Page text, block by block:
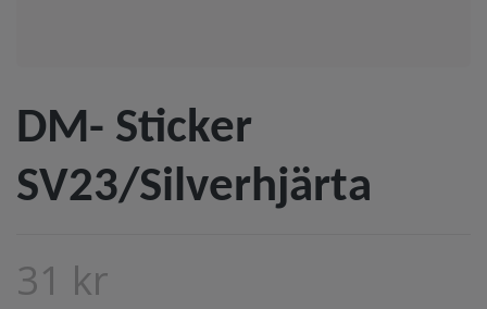
DM- Sticker
SV23/Silverhjärta
31 kr